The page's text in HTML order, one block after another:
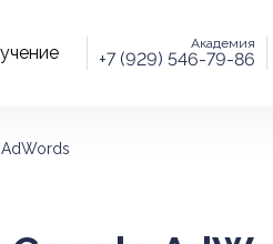
Академия
+7 (929) 546-79-86